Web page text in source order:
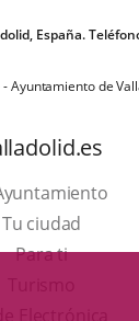
España.
Ayuntamiento de
Tu ciudad
Para ti